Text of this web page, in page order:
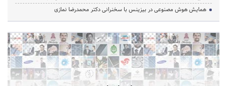
همایش هوش مصنوعی در بیزینس با سخنرانی دکتر محمدرضا نمازی